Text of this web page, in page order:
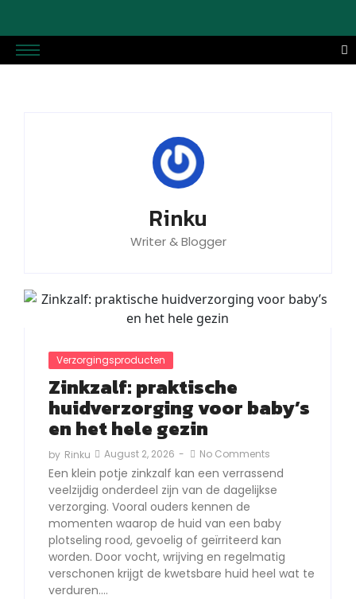
Rinku
Writer & Blogger
Verzorgingsproducten
Zinkzalf: praktische
huidverzorging voor baby’s
en het hele gezin
by Rinku August 2, 2026 - No Comments
Een klein potje zinkzalf kan een verrassend
veelzijdig onderdeel zijn van de dagelijkse
verzorging. Vooral ouders kennen de
momenten waarop de huid van een baby
plotseling rood, gevoelig of geïrriteerd kan
worden. Door vocht, wrijving en regelmatig
verschonen krijgt de kwetsbare huid heel wat te
verduren.…